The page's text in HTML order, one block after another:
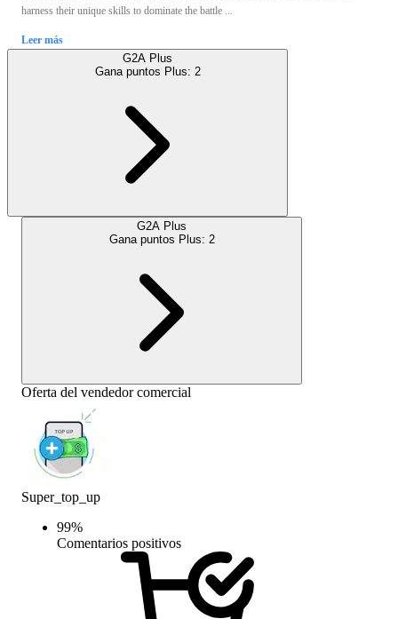
harness their unique skills to dominate the battle ...
Leer más
G2A Plus
Gana puntos Plus: 2
G2A Plus
Gana puntos Plus: 2
Oferta del vendedor comercial
Super_top_up
99%
Comentarios positivos